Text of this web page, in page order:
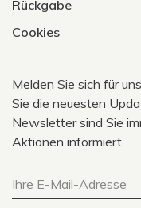
Rückgabe
Cookies
Melden Sie sich für
Sie die neuesten
Newsletter sind Sie
Aktionen informiert.